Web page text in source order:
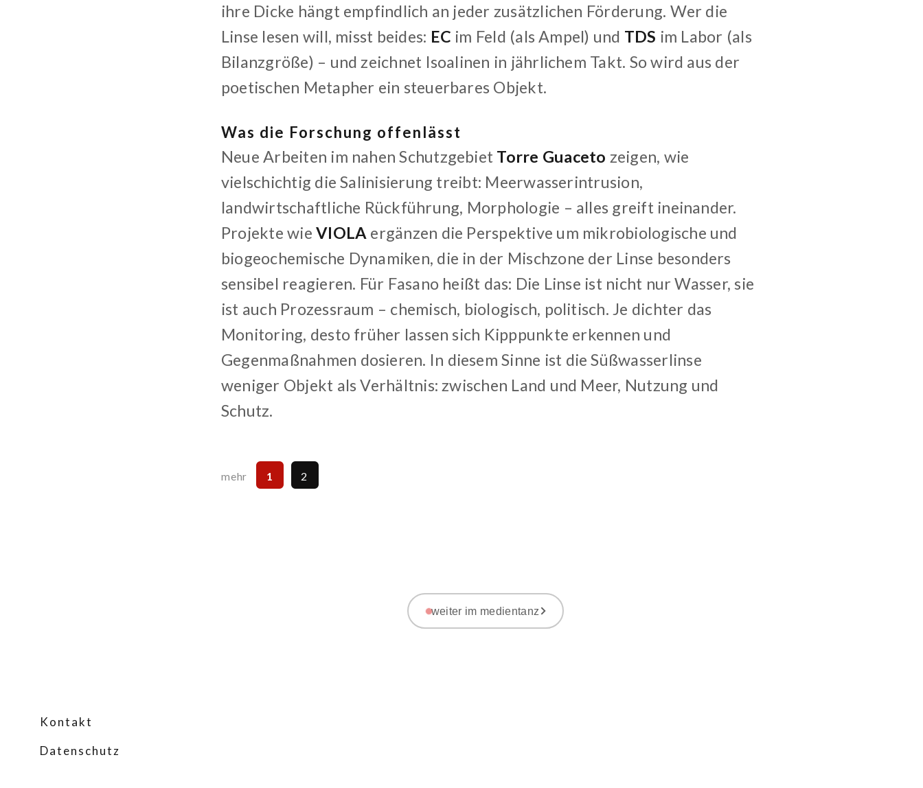
ihre Dicke hängt empfindlich an jeder zusätzlichen Förderung. Wer die
Linse lesen will, misst beides: EC im Feld (als Ampel) und TDS im Labor (als
Bilanzgröße) – und zeichnet Isoalinen in jährlichem Takt. So wird aus der
poetischen Metapher ein steuerbares Objekt.
Was die Forschung offenlässt
Neue Arbeiten im nahen Schutzgebiet Torre Guaceto zeigen, wie
vielschichtig die Salinisierung treibt: Meerwasserintrusion,
landwirtschaftliche Rückführung, Morphologie – alles greift ineinander.
Projekte wieVIOLA ergänzen die Perspektive um mikrobiologische und
biogeochemische Dynamiken, die in der Mischzone der Linse besonders
sensibel reagieren. Für Fasano heißt das: Die Linse ist nicht nur Wasser, sie
ist auch Prozessraum – chemisch, biologisch, politisch. Je dichter das
Monitoring, desto früher lassen sich Kipppunkte erkennen und
Gegenmaßnahmen dosieren. In diesem Sinne ist die Süßwasserlinse
weniger Objekt als Verhältnis: zwischen Land und Meer, Nutzung und
Schutz.
mehr 1 2
weiter im medientanz
Kontakt
Datenschutz